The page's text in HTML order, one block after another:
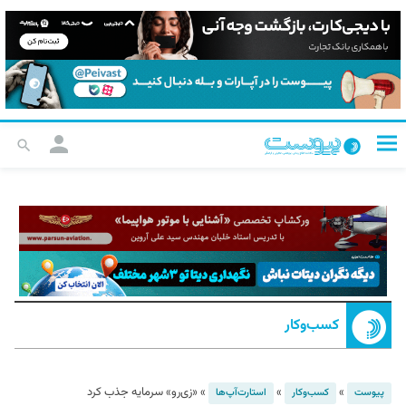
کسب‌و‌کار
پیوست » کسب‌و‌کار » استارت‌آپ‌ها »«زی‌رو» سرمایه جذب کرد